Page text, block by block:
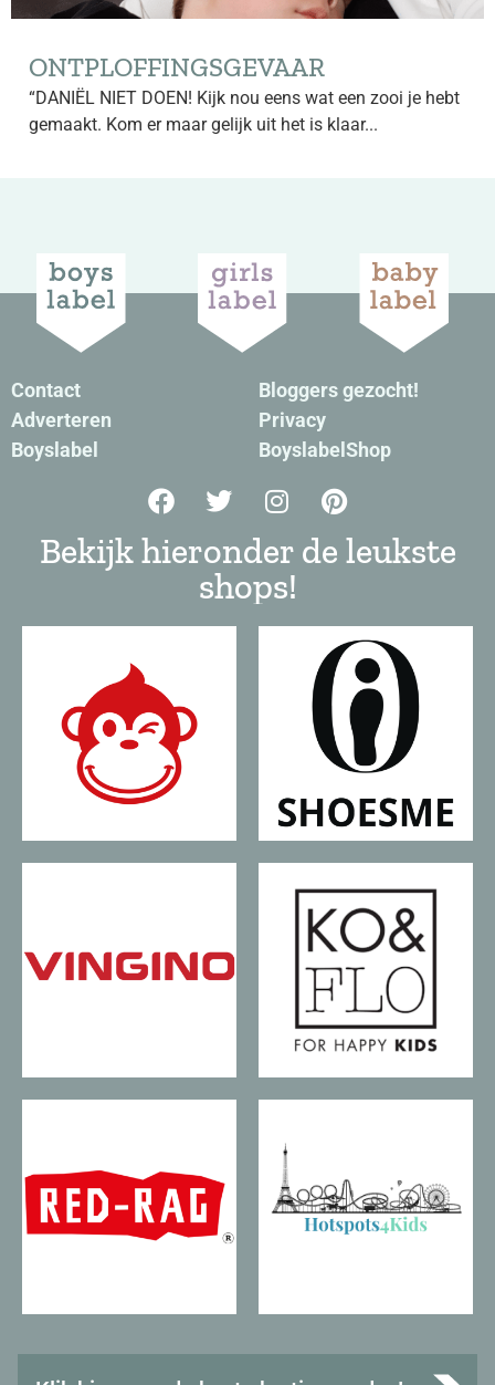
ONTPLOFFINGSGEVAAR
“DANIËL NIET DOEN! Kijk nou eens wat een zooi je hebt
gemaakt. Kom er maar gelijk uit het is klaar...
Contact
Adverteren
Boyslabel
Bloggers gezocht!
Privacy
BoyslabelShop
Bekijk hieronder de leukste
shops!